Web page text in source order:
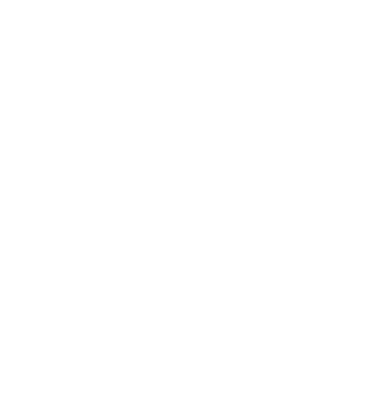
aos favoritos